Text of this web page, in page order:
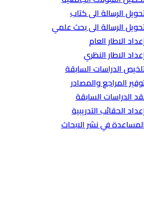
الرسالة الى كتاب
الرسالة الى بحث علمي
الاطار العام
الاطار النظري
الدراسات السابقة
المراجع والمصادر
الدراسات السابقة
الحقائب التدريبية
في نشر الابحاث